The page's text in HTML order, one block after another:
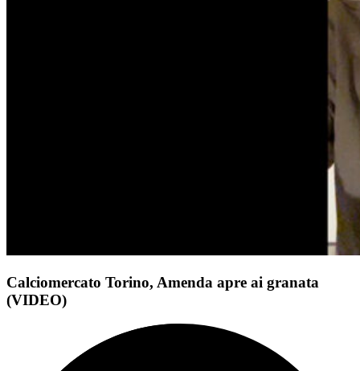
Calciomercato Torino, Amenda apre ai granata
(VIDEO)